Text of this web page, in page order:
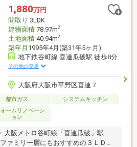
ド本店 徒歩5分（約350ｍ）◇サン
約400ｍ）※写真中の家具・家電等は
1,880万円
間取り 3LDK
建物面積78.97m2
土地面積40.94m2
築年月 1995年4月(築31年5ヶ月)
地下鉄谷町線 喜連瓜破駅 徒歩8分
その他の交通
大阪府大阪市平野区喜連７
都市ガス システムキッチン
ームリノベーシ
ョン
大阪メトロ谷町線「喜連瓜破」駅
ァミリー層にもおすすめの３ＬＤ